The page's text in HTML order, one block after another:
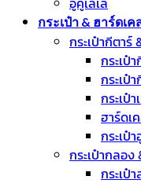
กระเป๋า & ฮาร์ดเค
กระเป๋ากีตาร์
กระเป๋
กระเป๋
กระเป๋
ฮาร์ดเ
กระเป๋
กระเป๋ากลอง
กระเป๋